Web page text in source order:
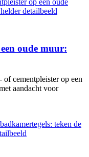
oude muur:
cementpleister op een
aandacht voor